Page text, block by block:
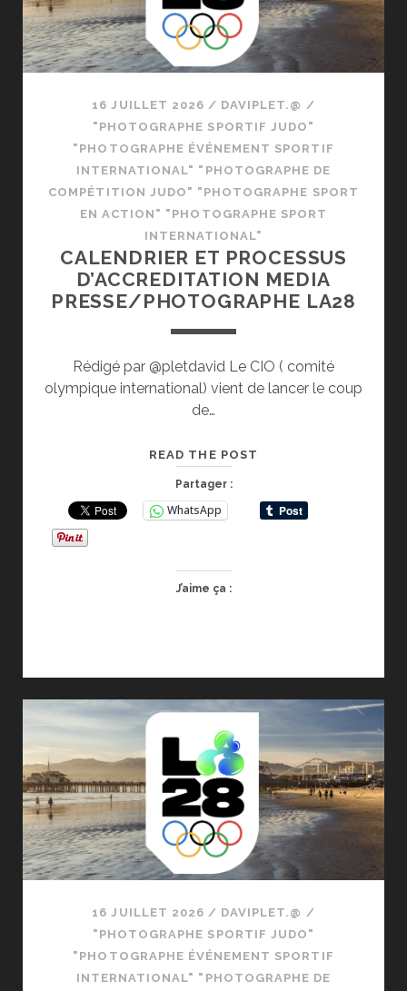
16 JUILLET 2026 / DAVIPLET.@ /
"PHOTOGRAPHE SPORTIF JUDO"
"PHOTOGRAPHE ÉVÉNEMENT SPORTIF
INTERNATIONAL" "PHOTOGRAPHE DE
COMPÉTITION JUDO" "PHOTOGRAPHE SPORT
EN ACTION" "PHOTOGRAPHE SPORT
INTERNATIONAL"
CALENDRIER ET PROCESSUS
D’ACCREDITATION MEDIA
PRESSE/PHOTOGRAPHE LA28
Rédigé par @pletdavid Le CIO ( comité
olympique international) vient de lancer le coup
de…
READ THE POST
D’ACCREDITATION
Partager :
WhatsApp
J’aime ça :
16 JUILLET 2026 / DAVIPLET.@ /
"PHOTOGRAPHE SPORTIF JUDO"
"PHOTOGRAPHE ÉVÉNEMENT SPORTIF
INTERNATIONAL" "PHOTOGRAPHE DE